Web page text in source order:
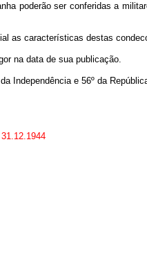
poderão ser conferidas a
as características destas
na data de sua publicação.
Independência e 56º da